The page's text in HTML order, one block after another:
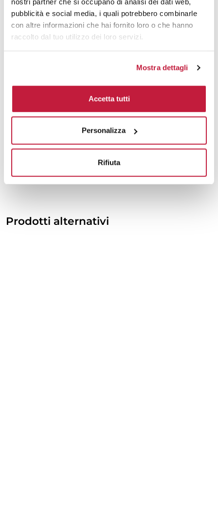
nostri partner che si occupano di analisi dei dati web,
pubblicità e social media, i quali potrebbero combinarle
con altre informazioni che hai fornito loro o che hanno
raccolto dal tuo utilizzo dei loro servizi.
Mostra dettagli
Accetta tutti
Personalizza
Rifiuta
1500 € 7,94 € 8,44
3000 € 7,86 € 8,18
€ 7,98
Tecniche di stampa
Area di personalizzazione
Domande e risposte
Prodotti alternativi